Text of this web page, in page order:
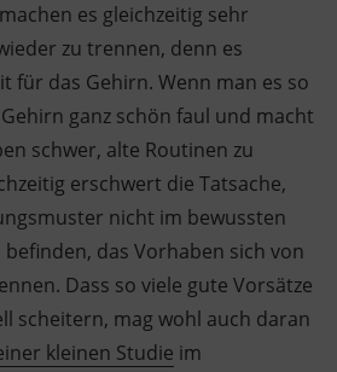
es gleichzeitig sehr
zu trennen, denn es
für das Gehirn. Wenn man es so
ganz schön faul und macht
schwer, alte Routinen zu
erschwert die Tatsache,
nicht im bewussten
das Vorhaben sich von
Dass so viele gute Vorsätze
scheitern, mag wohl auch daran
kleinen Studie im